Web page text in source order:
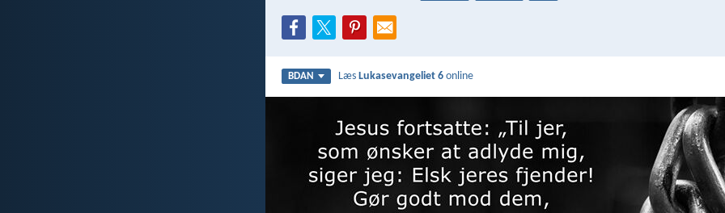
BDAN LæsLukasevangeliet 6 online